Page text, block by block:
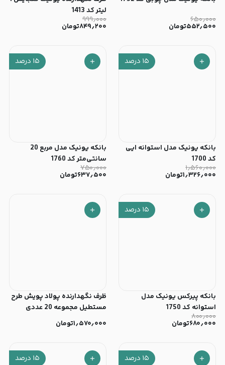
۶۵۰٫۰۰۰
۵۵۲٫۵۰۰تومان
لیتر کد 1413
۹۹۹٫۰۰۰
۸۴۹٫۲۰۰تومان
۱۵ درصد
بانکه یونیک مدل استوانه ایی
کد 1700
۱٫۵۶۰٫۰۰۰
۱٫۳۲۶٫۰۰۰تومان
۱۵ درصد
بانکه یونیک مدل مربع 20
سانتی‎‌متر کد 1760
۷۵۰٫۰۰۰
۶۳۷٫۵۰۰تومان
۱۵ درصد
بانکه پیرکس یونیک مدل
استوانه کد 1750
۸۰۰٫۰۰۰
۶۸۰٫۰۰۰تومان
ظرف نگهدارنده پولاد پویش طرح
مستطیل مجموعه 20 عددی
۱٫۵۷۰٫۰۰۰تومان
۱۵ درصد ۱۵ درصد